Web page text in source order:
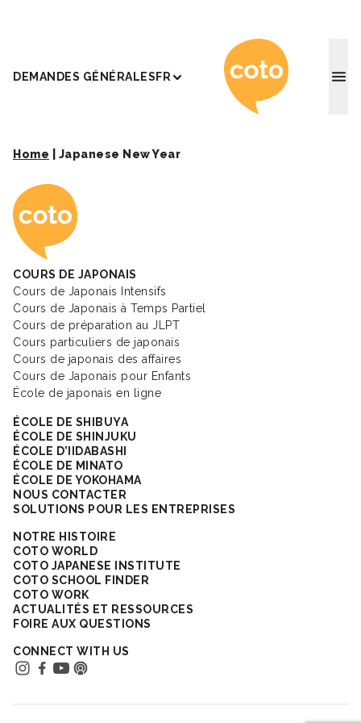
DEMANDES GÉNÉRALESFR Coto
Home Japanese New Year
Coto Academy -
COURS DE JAPONAIS
Cours de Japonais Intensifs
Cours de Japonais à Temps Partiel
Cours de préparation au JLPT
Cours particuliers de japonais
Cours de japonais des affaires
Cours de Japonais pour Enfants
École de japonais en ligne
ÉCOLE DE SHIBUYA
ÉCOLE DE SHINJUKU
ÉCOLE D’IIDABASHI
ÉCOLE DE MINATO
ÉCOLE DE YOKOHAMA
NOUS CONTACTER
SOLUTIONS POUR LES ENTREPRISES
NOTRE HISTOIRE
COTO WORLD
COTO JAPANESE INSTITUTE
COTO SCHOOL FINDER
COTO WORK
ACTUALITÉS ET RESSOURCES
FOIRE AUX QUESTIONS
CONNECT WITH US